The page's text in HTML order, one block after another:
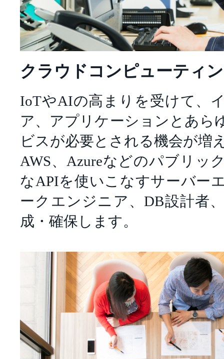
クラウドコンピューティ
IoTやAIの高まりを受けて、
ア、アプリケーションとあら
ビスが必要とされる機会が増
AWS、Azureなどのパブリッ
なAPIを使いこなすサーバー
ークエンジニア、DB設計者
成・確保します。